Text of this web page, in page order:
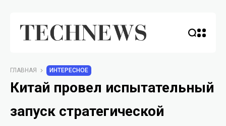
ГЛАВНАЯ ИНТЕРЕСНОЕ
Китай провел испытательный
запуск стратегической